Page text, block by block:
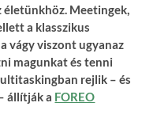
Meetingek,
a klasszikus
vágy viszont ugyanaz
magunkat és tenni
rejlik – és
állítják a FOREO